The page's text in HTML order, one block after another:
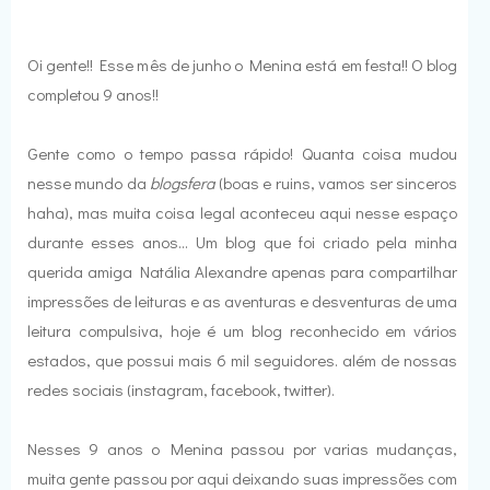
Oi gente!! Esse mês de junho o Menina está em festa!! O blog
completou 9 anos!!
Gente como o tempo passa rápido! Quanta coisa mudou
nesse mundo da blogsfera(boas e ruins, vamos ser sinceros
haha), mas muita coisa legal aconteceu aqui nesse espaço
durante esses anos... Um blog que foi criado pela minha
querida amiga Natália Alexandre apenas para compartilhar
impressões de leituras e as aventuras e desventuras de uma
leitura compulsiva, hoje é um blog reconhecido em vários
estados, que possui mais 6 mil seguidores. além de nossas
redes sociais (instagram, facebook, twitter).
Nesses 9 anos o Menina passou por varias mudanças,
muita gente passou por aqui deixando suas impressões com